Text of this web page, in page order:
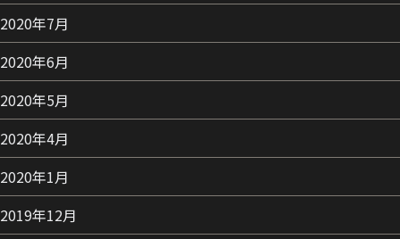
2020年7月
2020年6月
2020年5月
2020年4月
2020年1月
2019年12月